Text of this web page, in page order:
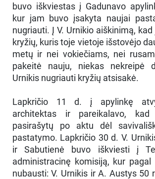
buvo iškviestas į Gadunavo
kur jam buvo įsakyta naujai
nugriauti. Į V. Urnikio aiškinimą,
kryžių, kuris toje vietoje išstovėjo
metų ir nei vokiečiams, nei
pakeitė nauju, niekas nekreipė
Urnikis nugriauti kryžių atsisakė.
Lapkričio 11 d. į apylinkę
architektas ir pareikalavo,
pasirašytų po aktu dėl
pastatymo. Lapkričio 30 d. V.
ir Sabutienė buvo iškviesti į
administracinę komisiją, kur pagal
nubausti: V. Urnikis ir A. Austys 50